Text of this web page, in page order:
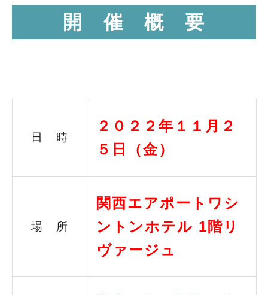
開 催 概 要
日 時
２０２２年１１月２
５日（金）
場 所
関西エアポートワシ
ントンホテル 1階リ
ヴァージュ